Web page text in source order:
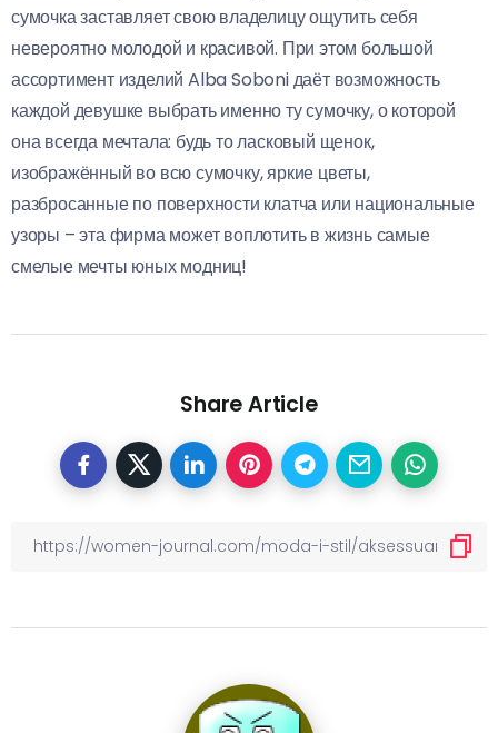
сумочка заставляет свою владелицу ощутить себя
невероятно молодой и красивой. При этом большой
ассортимент изделий Alba Soboni даёт возможность
каждой девушке выбрать именно ту сумочку, о которой
она всегда мечтала: будь то ласковый щенок,
изображённый во всю сумочку, яркие цветы,
разбросанные по поверхности клатча или национальные
узоры – эта фирма может воплотить в жизнь самые
смелые мечты юных модниц!
Share Article